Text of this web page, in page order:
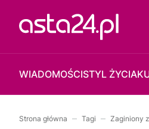
WIADOMOŚCISTYL ŻYCIA
Strona główna Tagi Zaginiony